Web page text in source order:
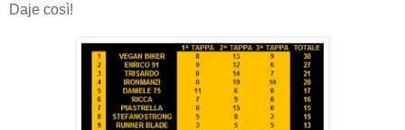
Daje così!